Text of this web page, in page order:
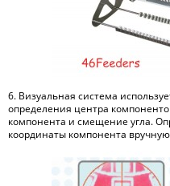
6. Визуальная система
определения центра
компонента и смещение угла.
координаты компонента